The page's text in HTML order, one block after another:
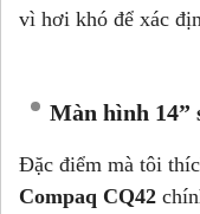
vì hơi khó để xác
Màn hình 14”
Đặc điểm mà tôi
Compaq CQ42